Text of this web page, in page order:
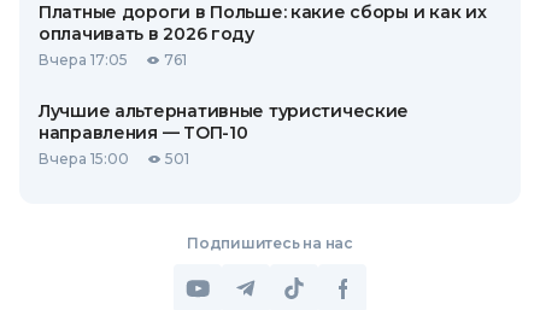
Платные дороги в Польше: какие сборы и как их
оплачивать в 2026 году
Вчера 17:05 761
Лучшие альтернативные туристические
направления — ТОП-10
Вчера 15:00 501
Подпишитесь на нас